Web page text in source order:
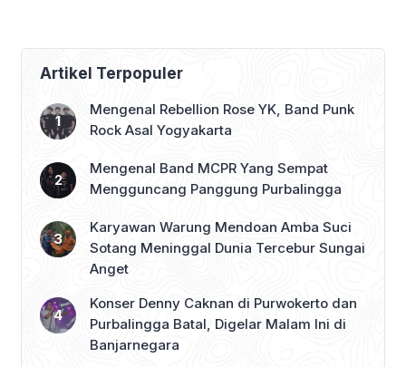
Purbalingga Beri
Dukungan Penuh
Artikel Terpopuler
Mengenal Rebellion Rose YK, Band Punk
Rock Asal Yogyakarta
Mengenal Band MCPR Yang Sempat
Mengguncang Panggung Purbalingga
Karyawan Warung Mendoan Amba Suci
Sotang Meninggal Dunia Tercebur Sungai
Anget
Konser Denny Caknan di Purwokerto dan
Purbalingga Batal, Digelar Malam Ini di
Banjarnegara